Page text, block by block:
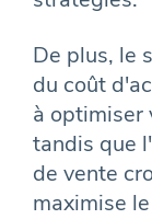
De plus, le
du coût
à optimiser
tandis que
de vente
maximise